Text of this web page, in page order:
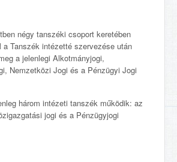
négy tanszéki csoport keretében
a Tanszék intézetté szervezése után
a jelenlegi Alkotmányjogi,
Nemzetközi Jogi és a Pénzügyi Jogi
három intézeti tanszék működik: az
jogi és a Pénzügyjogi